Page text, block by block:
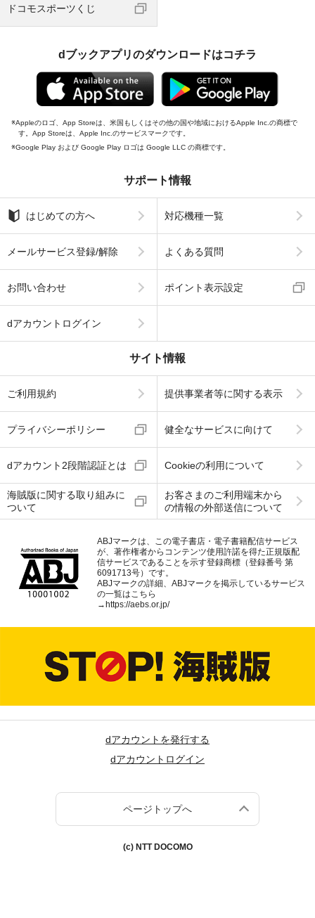
ドコモスポーツくじ
dブックアプリのダウンロードはコチラ
Appleのロゴ、App Storeは、米国もしくはその他の国や地域におけるApple Inc.の商標で
す。App Storeは、Apple Inc.のサービスマークです。
Google Play および Google Play ロゴは Google LLC の商標です。
サポート情報
はじめての方へ 対応機種一覧
メールサービス登録/解除 よくある質問
お問い合わせ ポイント表示設定
dアカウントログイン
サイト情報
ご利用規約 提供事業者等に関する表示
プライバシーポリシー 健全なサービスに向けて
dアカウント2段階認証とは Cookieの利用について
海賊版に関する取り組みに
ついて
お客さまのご利用端末から
の情報の外部送信について
ABJマークは、この電子書店・電子書籍配信サービス
が、著作権者からコンテンツ使用許諾を得た正規版配
信サービスであることを示す登録商標（登録番号 第
6091713号）です。
ABJマークの詳細、ABJマークを掲示しているサービス
の一覧はこちら
→https://aebs.or.jp/
dアカウントを発行する
dアカウントログイン
ページトップへ
(c) NTT DOCOMO